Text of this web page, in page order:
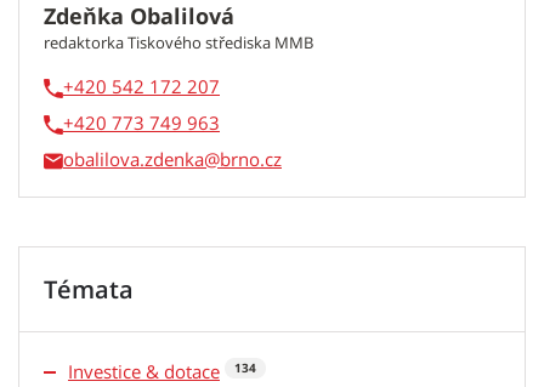
Zdeňka Obalilová
redaktorka Tiskového střediska MMB
+420 542 172 207
+420 773 749 963
obalilova.zdenka
Témata
Investice & dotace 134